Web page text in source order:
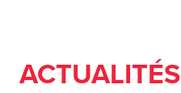
ACTUALITÉS